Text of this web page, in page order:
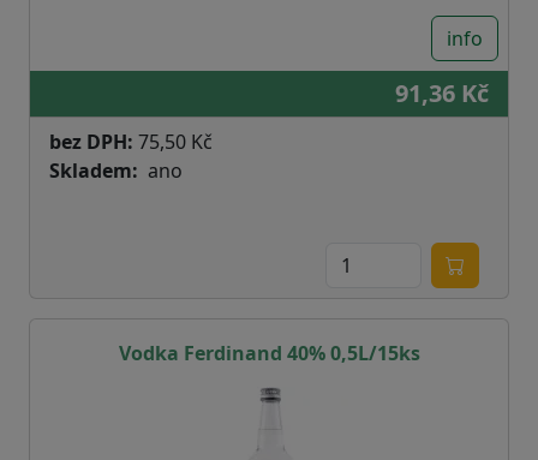
info
91,36 Kč
bez DPH: 75,50 Kč
Skladem
ano
Vodka Ferdinand 40% 0,5L/15ks